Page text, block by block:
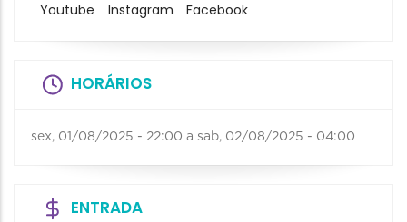
Youtube Instagram Facebook
HORÁRIOS
sex, 01/08/2025 - 22:00 a sab, 02/08/2025 - 04:00
ENTRADA